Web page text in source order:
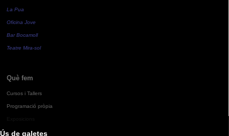
Ús de galetes
La Pua
Oficina Jove
Bar Bocamoll
Teatre Mira-sol
Què fem
Cursos i Tallers
Programació pròpia